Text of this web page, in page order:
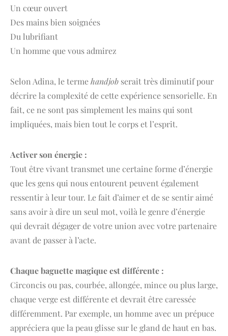
Un cœur ouvert
Des mains bien soignées
Du lubrifiant
Un homme que vous admirez
Selon Adina, le termehandjob serait très diminutif pour
décrire la complexité de cette expérience sensorielle. En
fait, ce ne sont pas simplement les mains qui sont
impliquées, mais bien tout le corps et l’esprit.
Activer son énergie :
Tout être vivant transmet une certaine forme d’énergie
que les gens qui nous entourent peuvent également
ressentir à leur tour. Le fait d’aimer et de se sentir aimé
sans avoir à dire un seul mot, voilà le genre d’énergie
qui devrait dégager de votre union avec votre partenaire
avant de passer à l’acte.
Chaque baguette magique est différente :
Circoncis ou pas, courbée, allongée, mince ou plus large,
chaque verge est différente et devrait être caressée
différemment. Par exemple, un homme avec un prépuce
appréciera que la peau glisse sur le gland de haut en bas.